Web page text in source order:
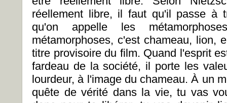
réellement libre, il faut qu'il passe à
qu'on appelle les
métamorphoses, c'est chameau, lion,
titre provisoire du film. Quand l'esprit
fardeau de la société, il porte les
lourdeur, à l'image du chameau. À un
quête de vérité dans la vie, tu vas